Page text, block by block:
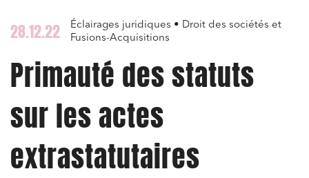
28.12.22
Éclairages juridiques • Droit des sociétés et
Fusions-Acquisitions
Primauté des statuts
sur les actes
extrastatutaires